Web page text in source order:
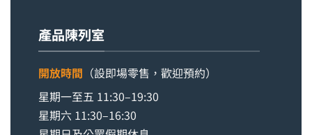
產品陳列室
開放時間 （設即場零售，歡迎預約）
星期一至五 11:30–19:30
星期六 11:30–16:30